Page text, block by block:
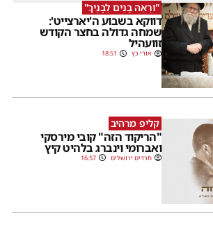
"וּרְאֵה בָנִים לְבָנֶיךָ"
דווקא בשבוע ה'יארצייט':
שמחה גדולה בחצר הקודש
זוועהיל
אורי כץ 18:51
קליפ מרהיב
"הריקוד הזה" קובי מירסקי
ואברומי וינברג בלהיט קיץ
חרדים ירושלים 16:57